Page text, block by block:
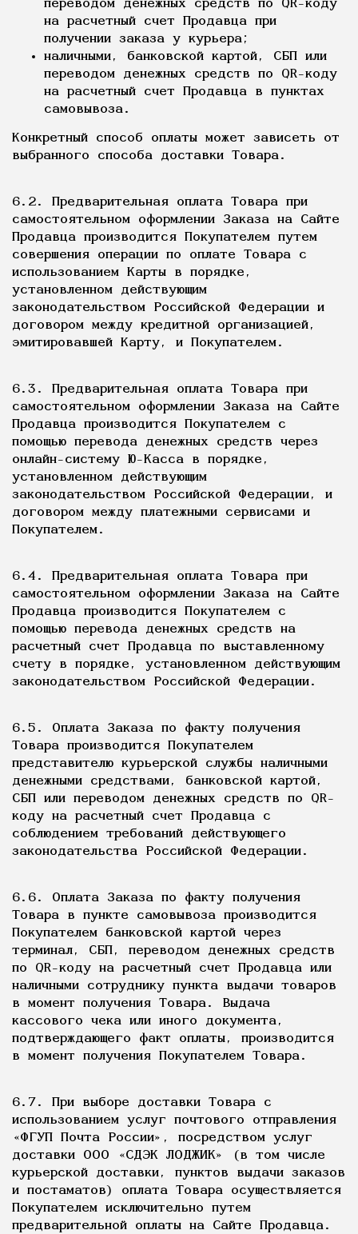
переводом денежных средств по QR-коду
на расчетный счет Продавца при
получении заказа у курьера;
наличными, банковской картой, СБП или
переводом денежных средств по QR-коду
на расчетный счет Продавца в пунктах
самовывоза.
Конкретный способ оплаты может зависеть от
выбранного способа доставки Товара.
6.2. Предварительная оплата Товара при
самостоятельном оформлении Заказа на Сайте
Продавца производится Покупателем путем
совершения операции по оплате Товара с
использованием Карты в порядке,
установленном действующим
законодательством Российской Федерации и
договором между кредитной организацией,
эмитировавшей Карту, и Покупателем.
6.3. Предварительная оплата Товара при
самостоятельном оформлении Заказа на Сайте
Продавца производится Покупателем с
помощью перевода денежных средств через
онлайн-систему Ю-Касса в порядке,
установленном действующим
законодательством Российской Федерации, и
договором между платежными сервисами и
Покупателем.
6.4. Предварительная оплата Товара при
самостоятельном оформлении Заказа на Сайте
Продавца производится Покупателем с
помощью перевода денежных средств на
расчетный счет Продавца по выставленному
счету в порядке, установленном действующим
законодательством Российской Федерации.
6.5. Оплата Заказа по факту получения
Товара производится Покупателем
представителю курьерской службы наличными
денежными средствами, банковской картой,
СБП или переводом денежных средств по QR-
коду на расчетный счет Продавца с
соблюдением требований действующего
законодательства Российской Федерации.
6.6. Оплата Заказа по факту получения
Товара в пункте самовывоза производится
Покупателем банковской картой через
терминал, СБП, переводом денежных средств
по QR-коду на расчетный счет Продавца или
наличными сотруднику пункта выдачи товаров
в момент получения Товара. Выдача
кассового чека или иного документа,
подтверждающего факт оплаты, производится
в момент получения Покупателем Товара.
6.7. При выборе доставки Товара с
использованием услуг почтового отправления
«ФГУП Почта России», посредством услуг
доставки ООО «СДЭК ЛОДЖИК» (в том числе
курьерской доставки, пунктов выдачи заказов
и постаматов) оплата Товара осуществляется
Покупателем исключительно путем
предварительной оплаты на Сайте Продавца.